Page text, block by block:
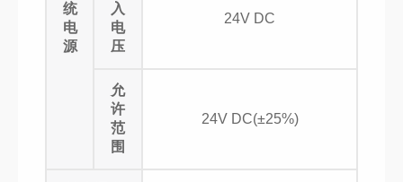
统
电
源
入
电
压
24V DC
允
许
范
围
24V DC(±25%)